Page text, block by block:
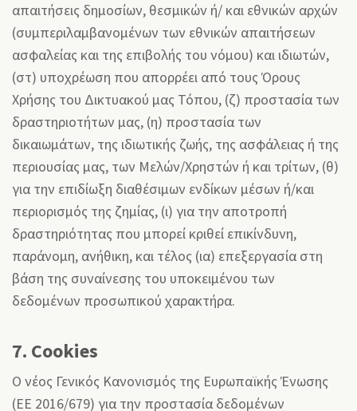
απαιτήσεις δημοσίων, θεσμικών ή/ και εθνικών αρχών
(συμπεριλαμβανομένων των εθνικών απαιτήσεων
ασφαλείας και της επιβολής του νόμου) και ιδιωτών,
(στ) υποχρέωση που απορρέει από τους Όρους
Χρήσης του Δικτυακού μας Τόπου, (ζ) προστασία των
δραστηριοτήτων μας, (η) προστασία των
δικαιωμάτων, της ιδιωτικής ζωής, της ασφάλειας ή της
περιουσίας μας, των Μελών/Χρηστών ή και τρίτων, (θ)
για την επιδίωξη διαθέσιμων ενδίκων μέσων ή/και
περιορισμός της ζημίας, (ι) για την αποτροπή
δραστηριότητας που μπορεί κριθεί επικίνδυνη,
παράνομη, ανήθικη, και τέλος (ια) επεξεργασία στη
βάση της συναίνεσης του υποκειμένου των
δεδομένων προσωπικού χαρακτήρα.
7. Cookies
O νέος Γενικός Κανονισμός της Ευρωπαϊκής Ένωσης
(ΕΕ 2016/679) για την προστασία δεδομένων